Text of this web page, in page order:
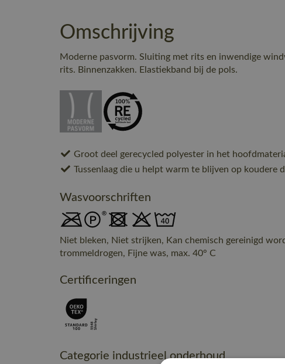
Omschrijving
Moderne pasvorm. Sluiting met rits en inwendige
rits. Binnenzakken. Elastiekband bij de pols.
Groot deel gerecycled polyester in het
Tussenlaag die u helpt warm te blijven op koudere
Wasvoorschriften
Niet bleken, Niet strijken, Kan chemisch gereinigd
trommeldrogen, Fijne was, max. 40° C
Certificeringen
Categorie industrieel onderhoud